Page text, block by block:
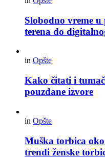
Slobodno vreme u
terena do
in Opšte
Kako čitati i
pouzdane izvore
in Opšte
Muška torbica
trendi ženske